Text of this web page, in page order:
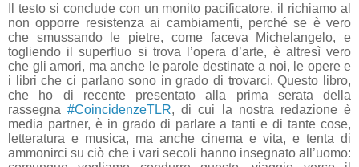
Il testo si conclude con un monito pacificatore, il richiamo al
non opporre resistenza ai cambiamenti, perché se è vero
che smussando le pietre, come faceva Michelangelo, e
togliendo il superfluo si trova l’opera d’arte, è altresì vero
che gli amori, ma anche le parole destinate a noi, le opere e
i libri che ci parlano sono in grado di trovarci. Questo libro,
che ho di recente presentato alla prima serata della
rassegna#CoincidenzeTLR, di cui la nostra redazione è
media partner, è in grado di parlare a tanti e di tante cose,
letteratura e musica, ma anche cinema e vita, e tenta di
ammonirci su ciò che i vari secoli hanno insegnato all’uomo: